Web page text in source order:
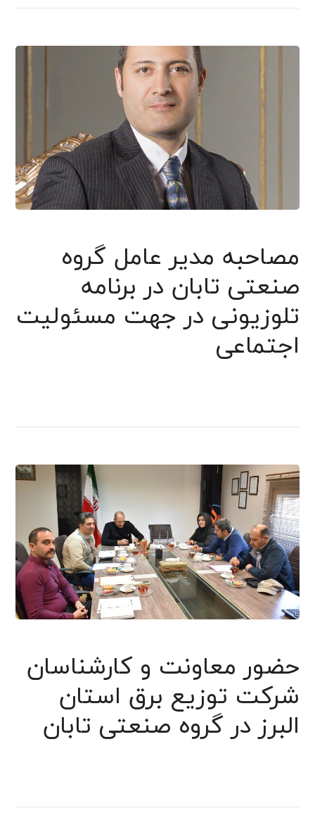
مصاحبه مدیر عامل گروه
صنعتی تابان در برنامه
تلوزیونی در جهت مسئولیت
اجتماعی
حضور معاونت و کارشناسان
شرکت توزیع برق استان
البرز در گروه صنعتی تابان